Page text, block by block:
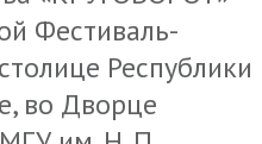
Фестиваль-
Республики
во Дворце